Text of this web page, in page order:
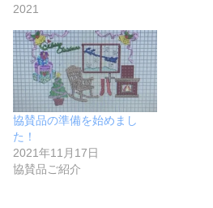
2021
協賛品の準備を始めまし
た！
2021年11月17日
協賛品ご紹介